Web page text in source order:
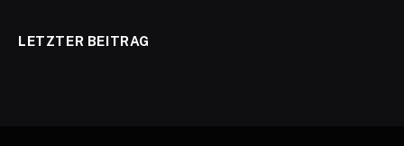
LETZTER BEITRAG